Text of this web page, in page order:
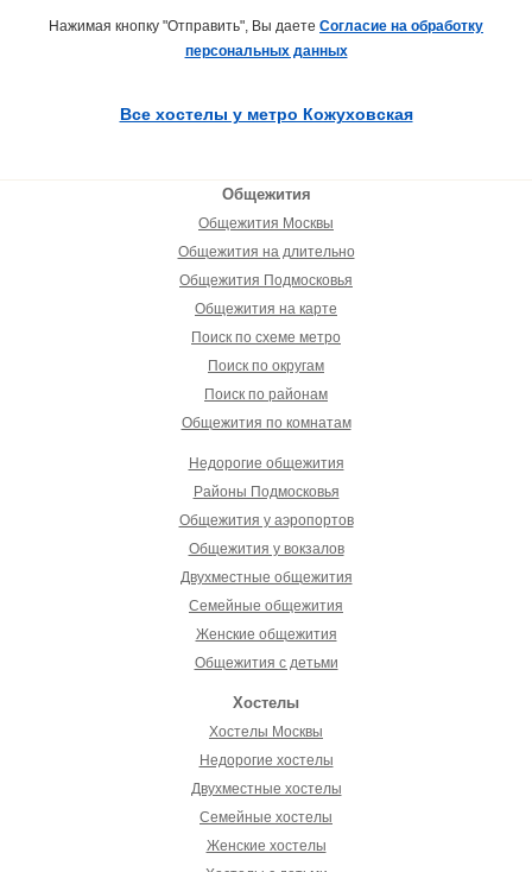
Нажимая кнопку "Отправить", Вы даете Согласие на обработку
персональных данных
Все хостелы у метро Кожуховская
Общежития
Общежития Москвы
Общежития на длительно
Общежития Подмосковья
Общежития на карте
Поиск по схеме метро
Поиск по округам
Поиск по районам
Общежития по комнатам
Недорогие общежития
Районы Подмосковья
Общежития у аэропортов
Общежития у вокзалов
Двухместные общежития
Семейные общежития
Женские общежития
Общежития с детьми
Хостелы
Хостелы Москвы
Недорогие хостелы
Двухместные хостелы
Семейные хостелы
Женские хостелы